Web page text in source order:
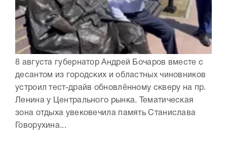
8 августа губернатор Андрей Бочаров вместе с
десантом из городских и областных чиновников
устроил тест-драйв обновлённому скверу на пр.
Ленина у Центрального рынка. Тематическая
зона отдыха увековечила память Станислава
Говорухина...